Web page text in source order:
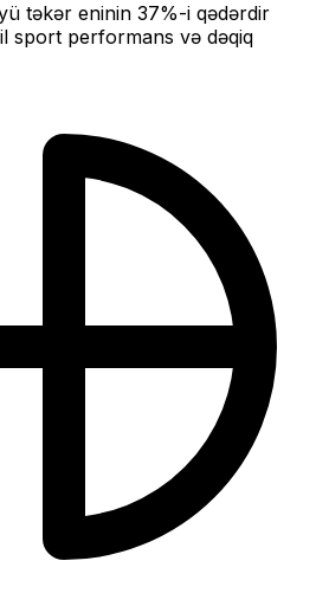
təkər eninin 37%-i qədərdir
sport performans və dəqiq